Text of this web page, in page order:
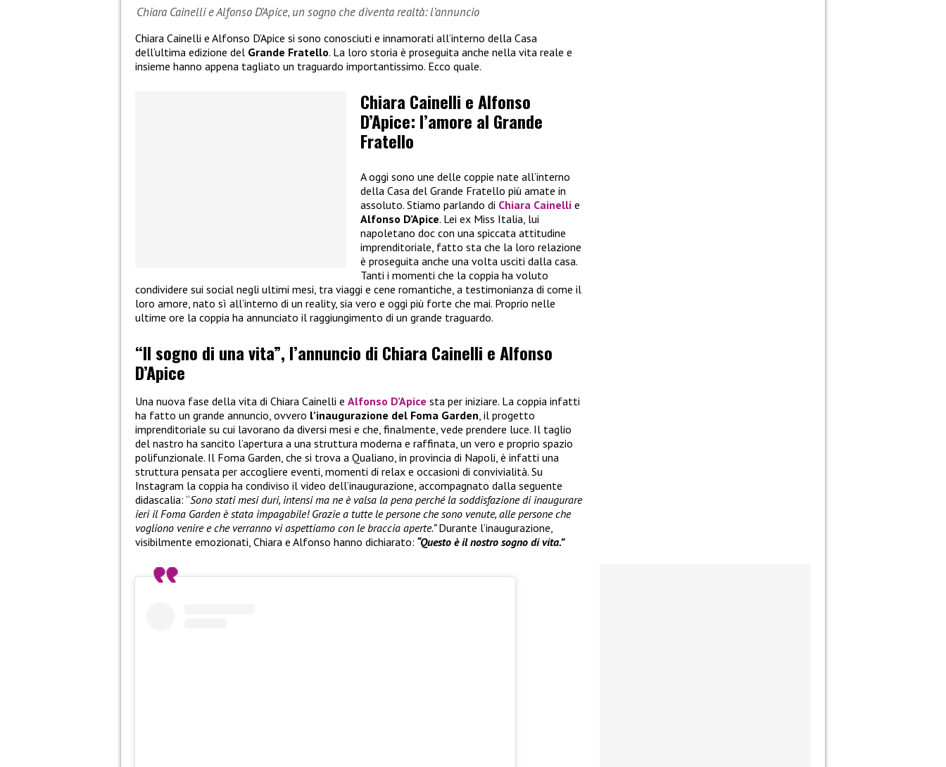
Chiara Cainelli e Alfonso D’Apice, un sogno che diventa realtà: l’annuncio
Chiara Cainelli e Alfonso D’Apice si sono conosciuti e innamorati all’interno della Casa
dell’ultima edizione del Grande Fratello. La loro storia è proseguita anche nella vita reale e
insieme hanno appena tagliato un traguardo importantissimo. Ecco quale.
Chiara Cainelli e Alfonso
D’Apice: l’amore al Grande
Fratello
A oggi sono une delle coppie nate all’interno
della Casa del Grande Fratello più amate in
assoluto. Stiamo parlando di Chiara Cainelli e
Alfonso D’Apice. Lei ex Miss Italia, lui
napoletano doc con una spiccata attitudine
imprenditoriale, fatto sta che la loro relazione
è proseguita anche una volta usciti dalla casa.
Tanti i momenti che la coppia ha voluto
condividere sui social negli ultimi mesi, tra viaggi e cene romantiche, a testimonianza di come il
loro amore, nato sì all’interno di un reality, sia vero e oggi più forte che mai. Proprio nelle
ultime ore la coppia ha annunciato il raggiungimento di un grande traguardo.
“Il sogno di una vita”, l’annuncio di Chiara Cainelli e Alfonso
D’Apice
Una nuova fase della vita di Chiara Cainelli e Alfonso D’Apice sta per iniziare. La coppia infatti
ha fatto un grande annuncio, ovvero l’inaugurazione del Foma Garden, il progetto
imprenditoriale su cui lavorano da diversi mesi e che, finalmente, vede prendere luce. Il taglio
del nastro ha sancito l’apertura a una struttura moderna e raffinata, un vero e proprio spazio
polifunzionale. Il Foma Garden, che si trova a Qualiano, in provincia di Napoli, è infatti una
struttura pensata per accogliere eventi, momenti di relax e occasioni di convivialità. Su
Instagram la coppia ha condiviso il video dell’inaugurazione, accompagnato dalla seguente
didascalia: “Sono stati mesi duri, intensi ma ne è valsa la pena perché la soddisfazione di inaugurare
ieri il Foma Garden è stata impagabile! Grazie a tutte le persone che sono venute, alle persone che
vogliono venire e che verranno vi aspettiamo con le braccia aperte.”Durante l’inaugurazione,
visibilmente emozionati, Chiara e Alfonso hanno dichiarato: “Questo è il nostro sogno di vita.”